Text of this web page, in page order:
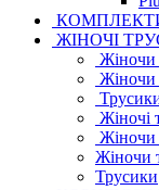
ЖІНОЧІ
Жіночи
Жіночи
Жіночі
Жіночи
Жіночи
Трусики